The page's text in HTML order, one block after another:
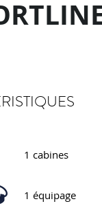
1 cabines
1 équipage